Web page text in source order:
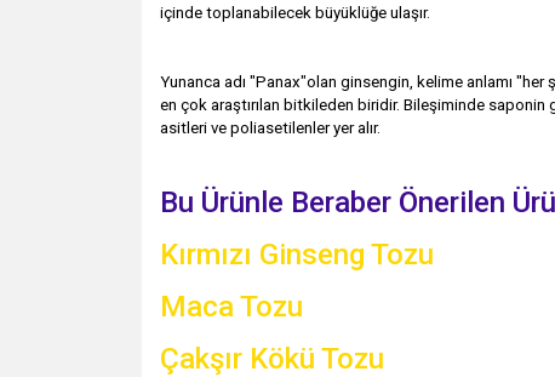
içinde toplanabilecek büyüklüğe ulaşır.
Yunanca adı "Panax"olan ginsengin, kelime anlamı
en çok araştırılan bitkileden biridir. Bileşiminde
asitleri ve poliasetilenler yer alır.
Bu Ürünle Beraber Önerilen
Kırmızı Ginseng Tozu
Maca Tozu
Çakşır Kökü Tozu